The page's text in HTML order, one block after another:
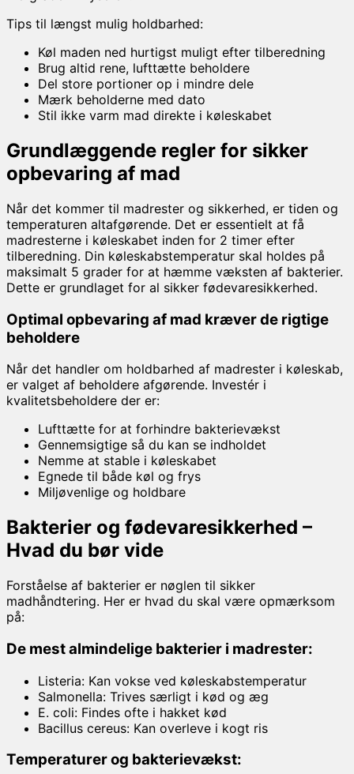
Tips til længst mulig holdbarhed:
Køl maden ned hurtigst muligt efter tilberedning
Brug altid rene, lufttætte beholdere
Del store portioner op i mindre dele
Mærk beholderne med dato
Stil ikke varm mad direkte i køleskabet
Grundlæggende regler for sikker
opbevaring af mad
Når det kommer til madrester og sikkerhed, er tiden og
temperaturen altafgørende. Det er essentielt at få
madresterne i køleskabet inden for 2 timer efter
tilberedning. Din køleskabstemperatur skal holdes på
maksimalt 5 grader for at hæmme væksten af bakterier.
Dette er grundlaget for al sikker fødevaresikkerhed.
Optimal opbevaring af mad kræver de rigtige
beholdere
Når det handler om holdbarhed af madrester i køleskab,
er valget af beholdere afgørende. Investér i
kvalitetsbeholdere der er:
Lufttætte for at forhindre bakterievækst
Gennemsigtige så du kan se indholdet
Nemme at stable i køleskabet
Egnede til både køl og frys
Miljøvenlige og holdbare
Bakterier og fødevaresikkerhed –
Hvad du bør vide
Forståelse af bakterier er nøglen til sikker
madhåndtering. Her er hvad du skal være opmærksom
på:
De mest almindelige bakterier i madrester:
Listeria: Kan vokse ved køleskabstemperatur
Salmonella: Trives særligt i kød og æg
E. coli: Findes ofte i hakket kød
Bacillus cereus: Kan overleve i kogt ris
Temperaturer og bakterievækst: